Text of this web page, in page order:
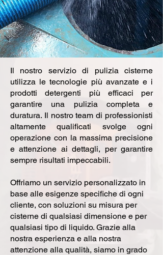
Il nostro servizio di pulizia cisterne
utilizza le tecnologie più avanzate e i
prodotti detergenti più efficaci per
garantire una pulizia completa e
duratura. Il nostro team di professionisti
altamente qualificati svolge ogni
operazione con la massima precisione
e attenzione ai dettagli, per garantire
sempre risultati impeccabili.
Offriamo un servizio personalizzato in
base alle esigenze specifiche di ogni
cliente, con soluzioni su misura per
cisterne di qualsiasi dimensione e per
qualsiasi tipo di liquido. Grazie alla
nostra esperienza e alla nostra
attenzione alla qualità, siamo in grado